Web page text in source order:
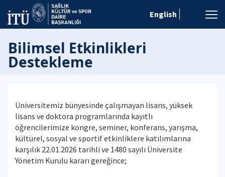
English
Bilimsel Etkinlikleri
Destekleme
Üniversitemiz bünyesinde çalışmayan lisans, yüksek
lisans ve doktora programlarında kayıtlı
öğrencilerimize kongre, seminer, konferans, yarışma,
kültürel, sosyal ve sportif etkinliklere katılımlarına
karşılık 22.01.2026 tarihli ve 1480 sayılı Üniversite
Yönetim Kurulu kararı gereğince;